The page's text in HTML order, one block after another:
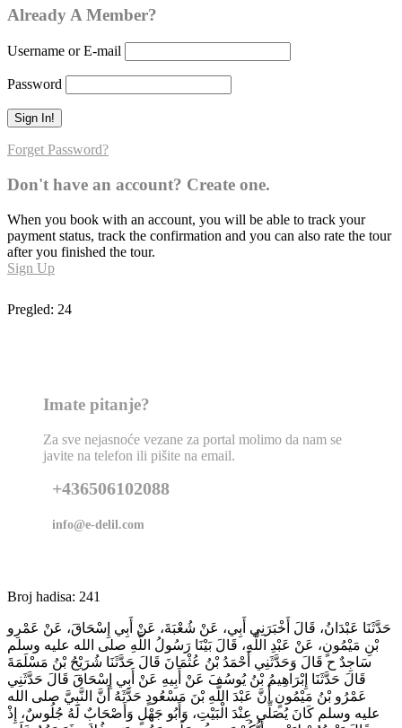
0
Already A Member?
Username or E-mail
Password
Forget Password?
Don't have an account? Create one.
When you book with an account, you will be able to track your
payment status, track the confirmation and you can also rate the tour
after you finished the tour.
Sign Up
Pregled: 24
Imate pitanje?
Za sve nejasnoće vezane za portal molimo da nam se
javite na telefon ili pišite na email.
+436506102088
info@e-delil.com
Broj hadisa: 241
حَدَّثَنَا عَبْدَانُ، قَالَ أَخْبَرَنِي أَبِي، عَنْ شُعْبَةَ، عَنْ أَبِي إِسْحَاقَ، عَنْ عَمْرِو
بْنِ مَيْمُونٍ، عَنْ عَبْدِ اللَّهِ، قَالَ بَيْنَا رَسُولُ اللَّهِ صلى الله عليه وسلم
سَاجِدٌ ح قَالَ وَحَدَّثَنِي أَحْمَدُ بْنُ عُثْمَانَ قَالَ حَدَّثَنَا شُرَيْحُ بْنُ مَسْلَمَةَ
قَالَ حَدَّثَنَا إِبْرَاهِيمُ بْنُ يُوسُفَ عَنْ أَبِيهِ عَنْ أَبِي إِسْحَاقَ قَالَ حَدَّثَنِي
عَمْرُو بْنُ مَيْمُونٍ أَنَّ عَبْدَ اللَّهِ بْنَ مَسْعُودٍ حَدَّثَهُ أَنَّ النَّبِيَّ صلى الله
عليه وسلم كَانَ يُصَلِّي عِنْدَ الْبَيْتِ، وَأَبُو جَهْلٍ وَأَصْحَابٌ لَهُ جُلُوسٌ، إِذْ